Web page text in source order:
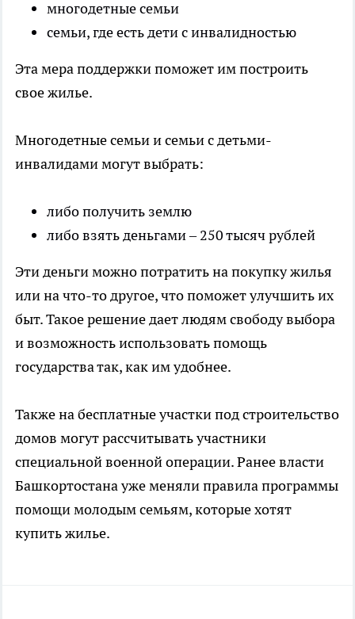
многодетные семьи
семьи, где есть дети с инвалидностью
Эта мера поддержки поможет им построить
свое жилье.
Многодетные семьи и семьи с детьми-
инвалидами могут выбрать:
либо получить землю
либо взять деньгами – 250 тысяч рублей
Эти деньги можно потратить на покупку жилья
или на что-то другое, что поможет улучшить их
быт. Такое решение дает людям свободу выбора
и возможность использовать помощь
государства так, как им удобнее.
Также на бесплатные участки под строительство
домов могут рассчитывать участники
специальной военной операции. Ранее власти
Башкортостана уже меняли правила программы
помощи молодым семьям, которые хотят
купить жилье.